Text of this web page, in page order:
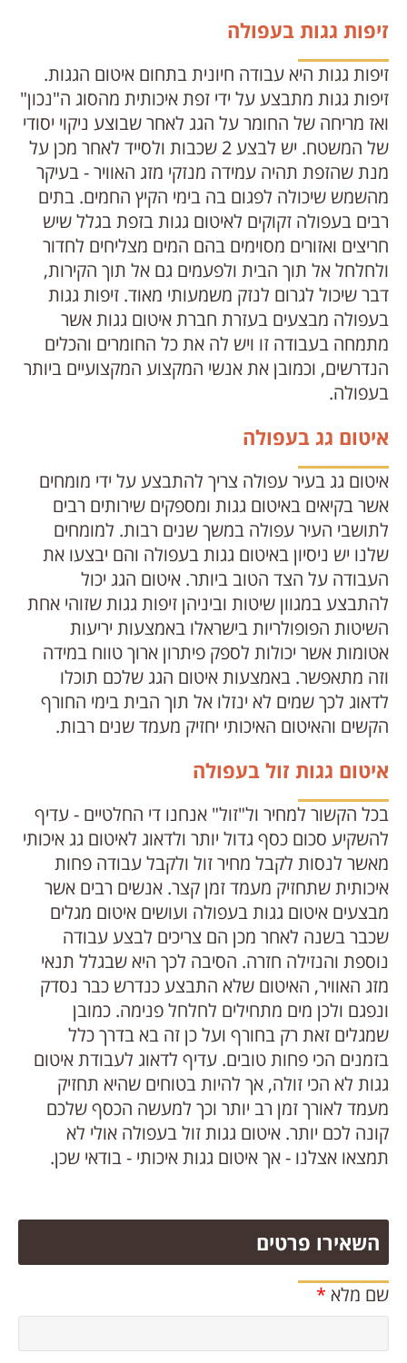
זיפות גגות בעפולה
זיפות גגות היא עבודה חיונית בתחום איטום הגגות.
זיפות גגות מתבצע על ידי זפת איכותית מהסוג ה"נכון"
ואז מריחה של החומר על הגג לאחר שבוצע ניקוי יסודי
של המשטח. יש לבצע 2 שכבות ולסייד לאחר מכן על
מנת שהזפת תהיה עמידה מנזקי מזג האוויר - בעיקר
מהשמש שיכולה לפגום בה בימי הקיץ החמים. בתים
רבים בעפולה זקוקים לאיטום גגות בזפת בגלל שיש
חריצים ואזורים מסוימים בהם המים מצליחים לחדור
ולחלחל אל תוך הבית ולפעמים גם אל תוך הקירות,
דבר שיכול לגרום לנזק משמעותי מאוד. זיפות גגות
בעפולה מבצעים בעזרת חברת איטום גגות אשר
מתמחה בעבודה זו ויש לה את כל החומרים והכלים
הנדרשים, וכמובן את אנשי המקצוע המקצועיים ביותר
בעפולה.
איטום גג בעפולה
איטום גג בעיר עפולה צריך להתבצע על ידי מומחים
אשר בקיאים באיטום גגות ומספקים שירותים רבים
לתושבי העיר עפולה במשך שנים רבות. למומחים
שלנו יש ניסיון באיטום גגות בעפולה והם יבצעו את
העבודה על הצד הטוב ביותר. איטום הגג יכול
להתבצע במגוון שיטות וביניהן זיפות גגות שזוהי אחת
השיטות הפופולריות בישראלו באמצעות יריעות
אטומות אשר יכולות לספק פיתרון ארוך טווח במידה
וזה מתאפשר. באמצעות איטום הגג שלכם תוכלו
לדאוג לכך שמים לא ינזלו אל תוך הבית בימי החורף
הקשים והאיטום האיכותי יחזיק מעמד שנים רבות.
איטום גגות זול בעפולה
בכל הקשור למחיר ול"זול" אנחנו די החלטיים - עדיף
להשקיע סכום כסף גדול יותר ולדאוג לאיטום גג איכותי
מאשר לנסות לקבל מחיר זול ולקבל עבודה פחות
איכותית שתחזיק מעמד זמן קצר. אנשים רבים אשר
מבצעים איטום גגות בעפולה ועושים איטום מגלים
שכבר בשנה לאחר מכן הם צריכים לבצע עבודה
נוספת והנזילה חזרה. הסיבה לכך היא שבגלל תנאי
מזג האוויר, האיטום שלא התבצע כנדרש כבר נסדק
ונפגם ולכן מים מתחילים לחלחל פנימה. כמובן
שמגלים זאת רק בחורף ועל כן זה בא בדרך כלל
בזמנים הכי פחות טובים. עדיף לדאוג לעבודת איטום
גגות לא הכי זולה, אך להיות בטוחים שהיא תחזיק
מעמד לאורך זמן רב יותר וכך למעשה הכסף שלכם
קונה לכם יותר. איטום גגות זול בעפולה אולי לא
תמצאו אצלנו - אך איטום גגות איכותי - בודאי שכן.
השאירו פרטים
שם מלא *